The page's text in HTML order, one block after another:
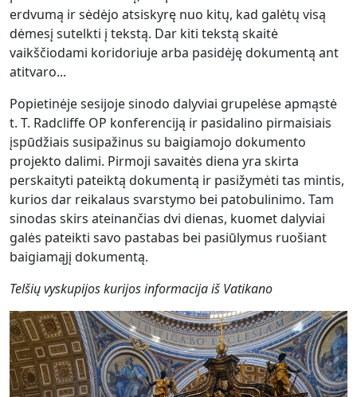
erdvumą ir sėdėjo atsiskyrę nuo kitų, kad galėtų visą
dėmesį sutelkti į tekstą. Dar kiti tekstą skaitė
vaikščiodami koridoriuje arba pasidėję dokumentą ant
atitvaro...
Popietinėje sesijoje sinodo dalyviai grupelėse apmąstė
t. T. Radcliffe OP konferenciją ir pasidalino pirmaisiais
įspūdžiais susipažinus su baigiamojo dokumento
projekto dalimi. Pirmoji savaitės diena yra skirta
perskaityti pateiktą dokumentą ir pasižymėti tas mintis,
kurios dar reikalaus svarstymo bei patobulinimo. Tam
sinodas skirs ateinančias dvi dienas, kuomet dalyviai
galės pateikti savo pastabas bei pasiūlymus ruošiant
baigiamąjį dokumentą.
Telšių vyskupijos kurijos informacija iš Vatikano